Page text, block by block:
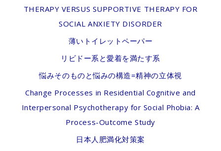
THERAPY VERSUS SUPPORTIVE THERAPY FOR
SOCIAL ANXIETY DISORDER
薄いトイレットペーパー
リビドー系と愛着を満たす系
悩みそのものと悩みの構造=精神の立体視
Change Processes in Residential Cognitive and
Interpersonal Psychotherapy for Social Phobia: A
Process-Outcome Study
日本人肥満化対策案